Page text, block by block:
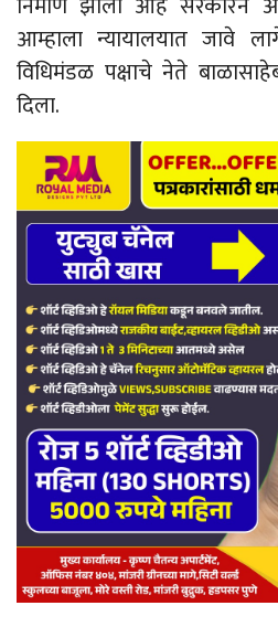
आम्हाला न्यायालयात जावे
विधिमंडळ पक्षाचे नेते
दिला.